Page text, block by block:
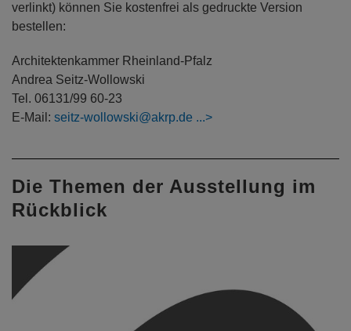
verlinkt) können Sie kostenfrei als gedruckte Version
bestellen:
Architektenkammer Rheinland-Pfalz
Andrea Seitz-Wollowski
Tel. 06131/99 60-23
E-Mail: seitz-wollowski@akrp.de
Die Themen der Ausstellung im
Rückblick